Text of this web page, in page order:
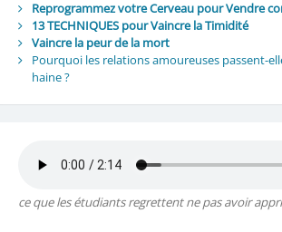
Reprogrammez votre Cerveau pour Vendre
13 TECHNIQUES pour Vaincre la Timidité
Vaincre la peur de la mort
Pourquoi les relations amoureuses passent-
haine ?
ce que les étudiants regrettent ne pas avoir